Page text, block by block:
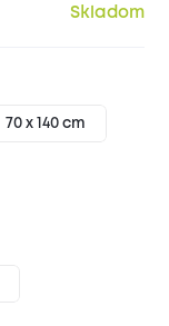
Skladom
70 x 140 cm